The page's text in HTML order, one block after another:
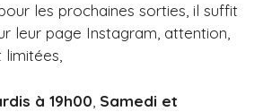
les prochaines sorties, il suffit
leur page Instagram, attention,
à 19h00 Samedi et